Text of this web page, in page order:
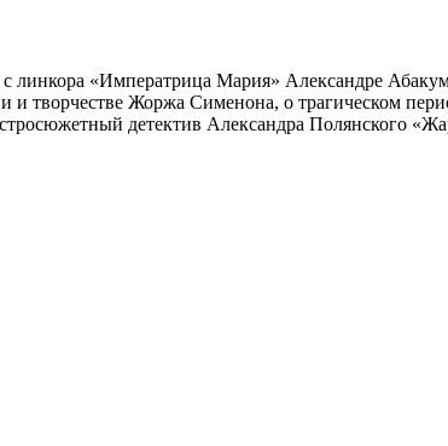
линкора «Императрица Мария» Александре
и творчестве Жоржа Сименона, о трагическом
детектив Александра Полянского